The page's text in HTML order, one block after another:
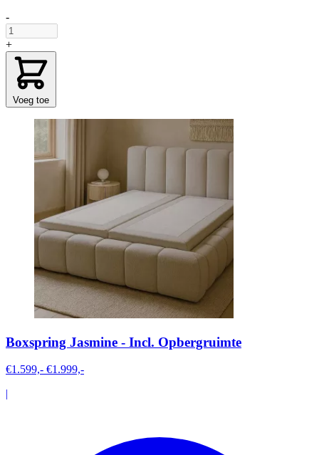
-
+
Voeg toe
Boxspring Jasmine - Incl. Opbergruimte
€1.599,- €1.999,-
|